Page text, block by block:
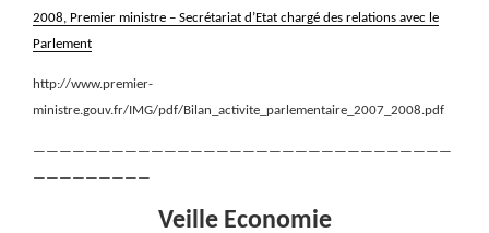
2008, Premier ministre – Secrétariat d’Etat chargé des relations avec le
Parlement
http://www.premier-
ministre.gouv.fr/IMG/pdf/Bilan_activite_parlementaire_2007_2008.pdf
————————————————————————————————
—————————
Veille Economie